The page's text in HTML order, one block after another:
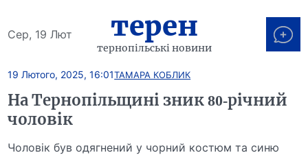
Сер, 19 Лют терен
тернопільські новини
19 Лютого, 2025, 16:01ТАМАРА КОБЛИК
На Тернопільщині зник 80-річний
чоловік
Чоловік був одягнений у чорний костюм та синю